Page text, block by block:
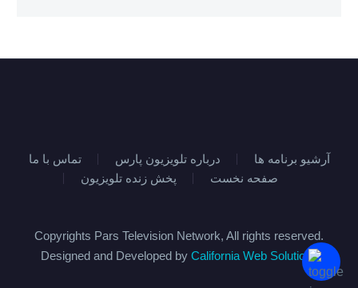
تماس با ما درباره تلویزیون پارس
آرشیو برنامه ها
پخش زنده تلویزیون
صفحه نخست
Copyrights Pars Television Network, All rights reserved.
Designed and Developed by California Web Solutions